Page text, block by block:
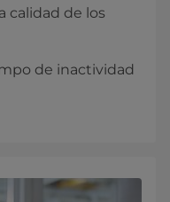
calidad de los
de inactividad